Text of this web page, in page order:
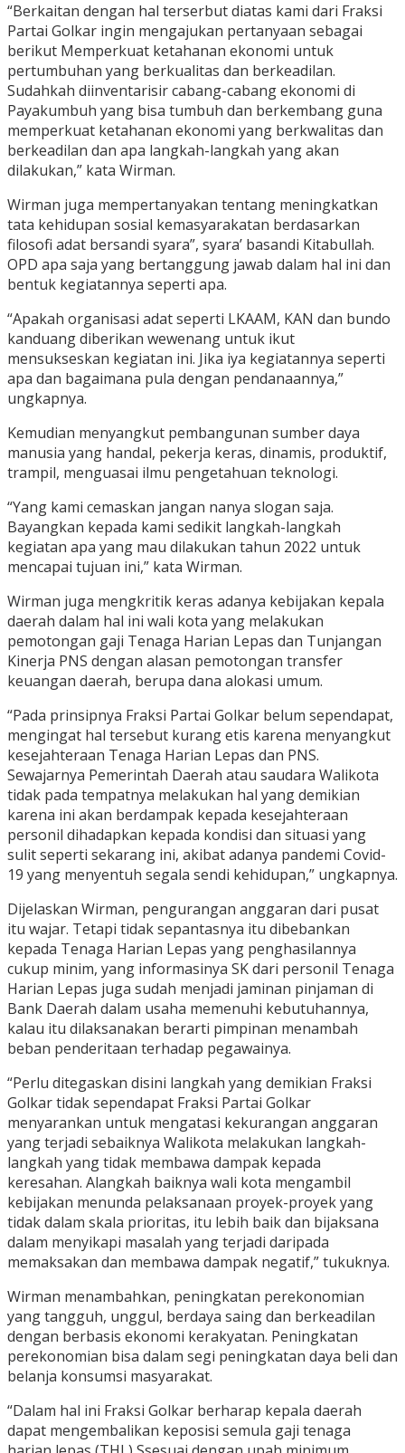
“Berkaitan dengan hal terserbut diatas kami dari Fraksi
Partai Golkar ingin mengajukan pertanyaan sebagai
berikut Memperkuat ketahanan ekonomi untuk
pertumbuhan yang berkualitas dan berkeadilan.
Sudahkah diinventarisir cabang-cabang ekonomi di
Payakumbuh yang bisa tumbuh dan berkembang guna
memperkuat ketahanan ekonomi yang berkwalitas dan
berkeadilan dan apa langkah-langkah yang akan
dilakukan,” kata Wirman.
Wirman juga mempertanyakan tentang meningkatkan
tata kehidupan sosial kemasyarakatan berdasarkan
filosofi adat bersandi syara”, syara’ basandi Kitabullah.
OPD apa saja yang bertanggung jawab dalam hal ini dan
bentuk kegiatannya seperti apa.
“Apakah organisasi adat seperti LKAAM, KAN dan bundo
kanduang diberikan wewenang untuk ikut
mensukseskan kegiatan ini. Jika iya kegiatannya seperti
apa dan bagaimana pula dengan pendanaannya,”
ungkapnya.
Kemudian menyangkut pembangunan sumber daya
manusia yang handal, pekerja keras, dinamis, produktif,
trampil, menguasai ilmu pengetahuan teknologi.
“Yang kami cemaskan jangan nanya slogan saja.
Bayangkan kepada kami sedikit langkah-langkah
kegiatan apa yang mau dilakukan tahun 2022 untuk
mencapai tujuan ini,” kata Wirman.
Wirman juga mengkritik keras adanya kebijakan kepala
daerah dalam hal ini wali kota yang melakukan
pemotongan gaji Tenaga Harian Lepas dan Tunjangan
Kinerja PNS dengan alasan pemotongan transfer
keuangan daerah, berupa dana alokasi umum.
“Pada prinsipnya Fraksi Partai Golkar belum sependapat,
mengingat hal tersebut kurang etis karena menyangkut
kesejahteraan Tenaga Harian Lepas dan PNS.
Sewajarnya Pemerintah Daerah atau saudara Walikota
tidak pada tempatnya melakukan hal yang demikian
karena ini akan berdampak kepada kesejahteraan
personil dihadapkan kepada kondisi dan situasi yang
sulit seperti sekarang ini, akibat adanya pandemi Covid-
19 yang menyentuh segala sendi kehidupan,” ungkapnya.
Dijelaskan Wirman, pengurangan anggaran dari pusat
itu wajar. Tetapi tidak sepantasnya itu dibebankan
kepada Tenaga Harian Lepas yang penghasilannya
cukup minim, yang informasinya SK dari personil Tenaga
Harian Lepas juga sudah menjadi jaminan pinjaman di
Bank Daerah dalam usaha memenuhi kebutuhannya,
kalau itu dilaksanakan berarti pimpinan menambah
beban penderitaan terhadap pegawainya.
“Perlu ditegaskan disini langkah yang demikian Fraksi
Golkar tidak sependapat Fraksi Partai Golkar
menyarankan untuk mengatasi kekurangan anggaran
yang terjadi sebaiknya Walikota melakukan langkah-
langkah yang tidak membawa dampak kepada
keresahan. Alangkah baiknya wali kota mengambil
kebijakan menunda pelaksanaan proyek-proyek yang
tidak dalam skala prioritas, itu lebih baik dan bijaksana
dalam menyikapi masalah yang terjadi daripada
memaksakan dan membawa dampak negatif,” tukuknya.
Wirman menambahkan, peningkatan perekonomian
yang tangguh, unggul, berdaya saing dan berkeadilan
dengan berbasis ekonomi kerakyatan. Peningkatan
perekonomian bisa dalam segi peningkatan daya beli dan
belanja konsumsi masyarakat.
“Dalam hal ini Fraksi Golkar berharap kepala daerah
dapat mengembalikan keposisi semula gaji tenaga